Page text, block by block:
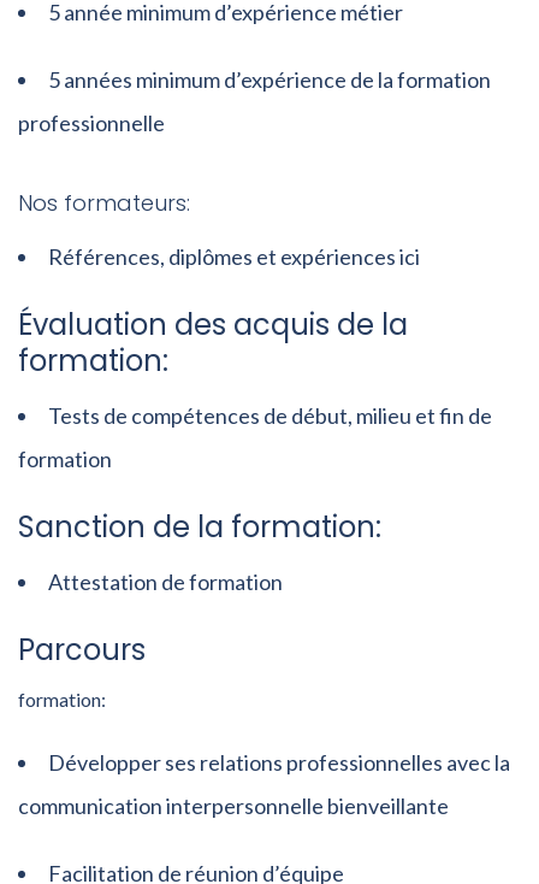
5 année minimum d’expérience métier
5 années minimum d’expérience de la formation
professionnelle
Nos formateurs:
Références, diplômes et expériences ici
Évaluation des acquis de la
formation:
Tests de compétences de début, milieu et fin de
formation
Sanction de la formation:
Attestation de formation
Parcours
formation:
Développer ses relations professionnelles avec la
communication interpersonnelle bienveillante
Facilitation de réunion d’équipe